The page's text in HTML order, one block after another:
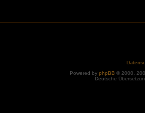
Powered by phpBB © 2000,
Deutsche